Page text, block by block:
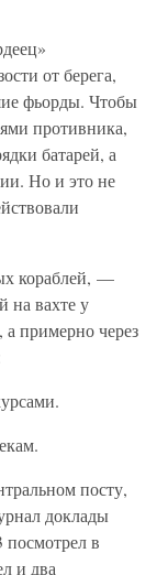
от берега,
фьорды. Чтобы
противника,
батарей, а
Но и это не
кораблей, —
на вахте у
примерно через
посту,
доклады
посмотрел в
и два